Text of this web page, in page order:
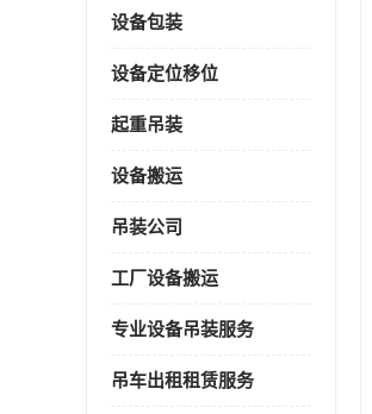
设备包装
设备定位移位
起重吊装
设备搬运
吊装公司
工厂设备搬运
专业设备吊装服务
吊车出租租赁服务